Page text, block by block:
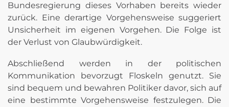
Bundesregierung dieses Vorhaben bereits wieder
zurück. Eine derartige Vorgehensweise suggeriert
Unsicherheit im eigenen Vorgehen. Die Folge ist
der Verlust von Glaubwürdigkeit.
Abschließend werden in der politischen
Kommunikation bevorzugt Floskeln genutzt. Sie
sind bequem und bewahren Politiker davor, sich auf
eine bestimmte Vorgehensweise festzulegen. Die